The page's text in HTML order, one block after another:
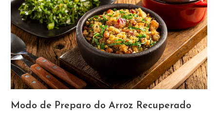
Modo de Preparo do Arroz Recuperado